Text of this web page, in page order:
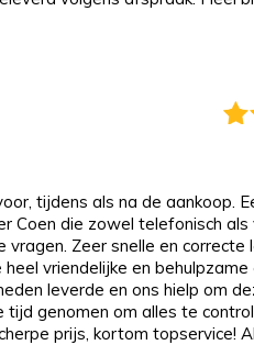
tijdens als na de aankoop.
Coen die zowel telefonisch als
Zeer snelle en correcte
vriendelijke en
leverde en ons hielp om
genomen om alles te
prijs, kortom topservice!